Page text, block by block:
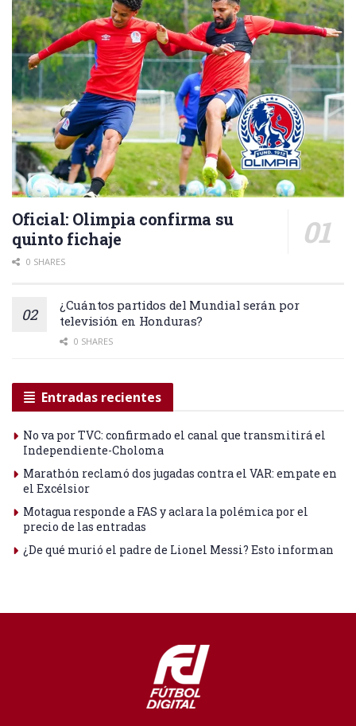
Oficial: Olimpia confirma su
quinto fichaje
0 SHARES
¿Cuántos partidos del Mundial serán por
televisión en Honduras?
0 SHARES
Entradas recientes
No va por TVC: confirmado el canal que transmitirá el
Independiente-Choloma
Marathón reclamó dos jugadas contra el VAR: empate en
el Excélsior
Motagua responde a FAS y aclara la polémica por el
precio de las entradas
¿De qué murió el padre de Lionel Messi? Esto informan